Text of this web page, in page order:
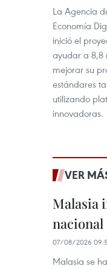
La Agencia
Economía
inició el
ayudar a 8,8
mejorar su
estándares
utilizando
innovadoras.
VER
Malasia
07/08/2026
Malasia se